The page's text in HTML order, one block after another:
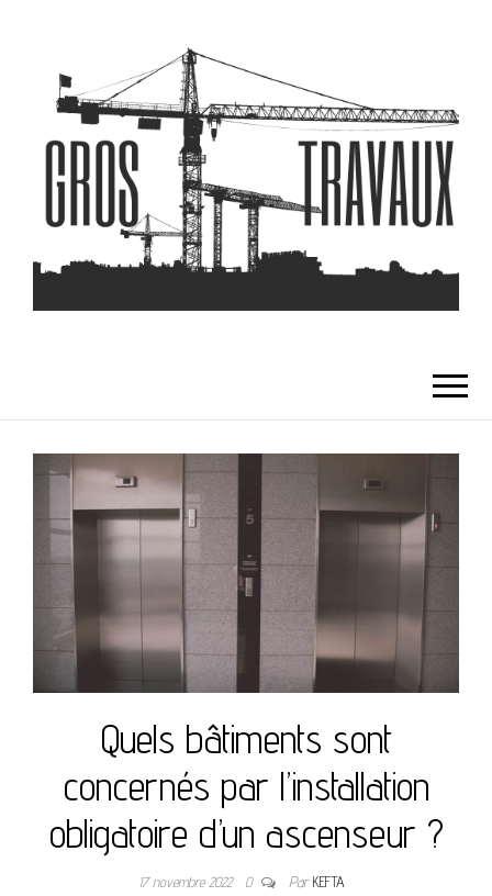
Quels bâtiments sont
concernés par l’installation
obligatoire d’un ascenseur ?
17 novembre 2022 0 ParKEFTA